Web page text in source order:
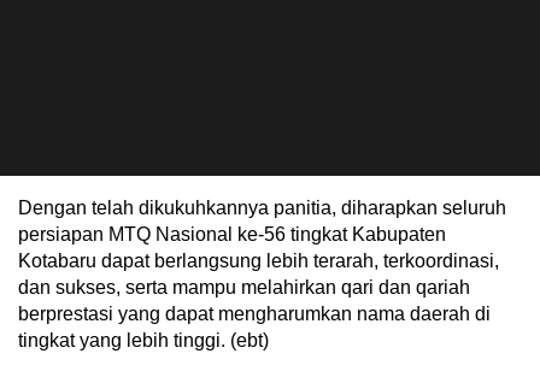
Dengan telah dikukuhkannya panitia, diharapkan seluruh
persiapan MTQ Nasional ke-56 tingkat Kabupaten
Kotabaru dapat berlangsung lebih terarah, terkoordinasi,
dan sukses, serta mampu melahirkan qari dan qariah
berprestasi yang dapat mengharumkan nama daerah di
tingkat yang lebih tinggi. (ebt)